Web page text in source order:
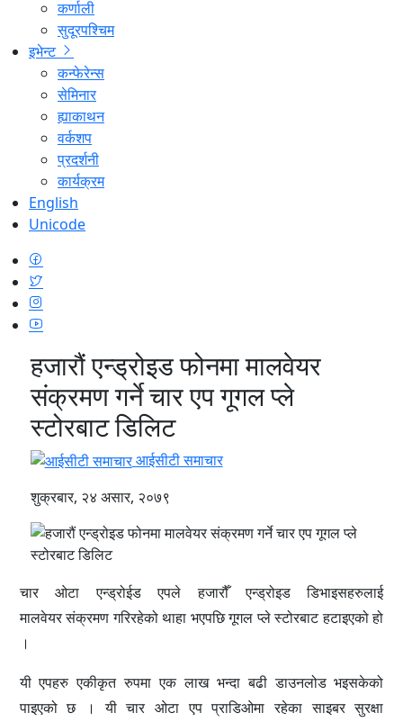
कर्णाली
सुदूरपश्चिम
इभेन्ट
कन्फेरेन्स
सेमिनार
ह्याकाथन
वर्कशप
प्रदर्शनी
कार्यक्रम
English
Unicode
हजारौं एन्ड्रोइड फोनमा मालवेयर
संक्रमण गर्ने चार एप गूगल प्ले
स्टोरबाट डिलिट
आईसीटी समाचार
शुक्रबार, २४ असार, २०७९
चार ओटा एन्ड्रोईड एपले हजारौँ एन्ड्रोइड डिभाइसहरुलाई
मालवेयर संक्रमण गरिरहेको थाहा भएपछि गूगल प्ले स्टोरबाट हटाइएको हो
।
यी एपहरु एकीकृत रुपमा एक लाख भन्दा बढी डाउनलोड भइसकेको
पाइएको छ । यी चार ओटा एप प्राडिओमा रहेका साइबर सुरक्षा